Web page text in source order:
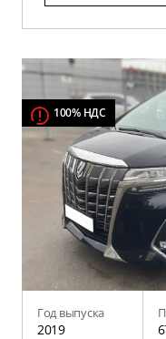
100% НДС
Год выпуска
2019